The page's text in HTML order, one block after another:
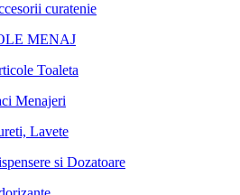
curatenie
MENAJ
Toaleta
Menajeri
Lavete
si Dozatoare